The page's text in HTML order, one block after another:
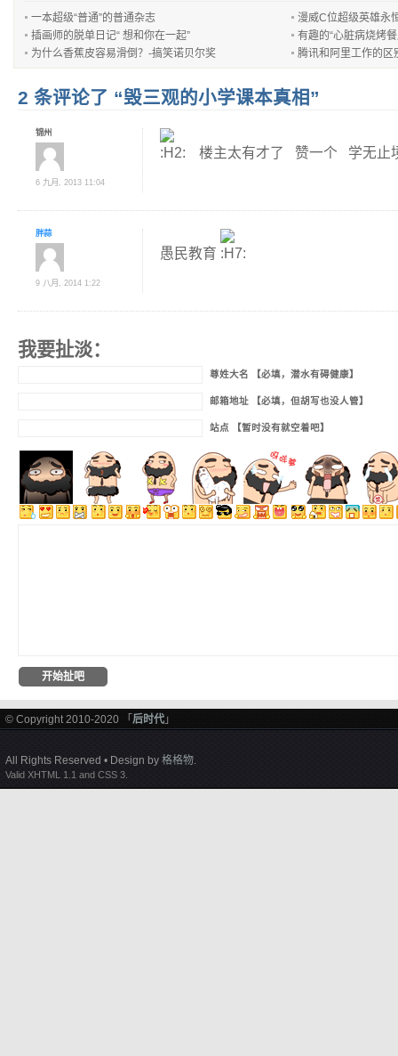
一本超级“普通”的普通杂志
漫威C位超级英雄永
插画师的脱单日记“ 想和你在一起”
有趣的“心脏病烧烤
为什么香蕉皮容易滑倒？-搞笑诺贝尔奖
腾讯和阿里工作的区
2 条评论了 “毁三观的小学课本真相”
锦州
6 九月, 2013 11:04
楼主太有才了 赞一个 学无止
胖蒜
9 八月, 2014 1:22
愚民教育
我要扯淡：
尊姓大名 【必填，潜水有碍健康】
邮箱地址 【必填，但胡写也没人管】
站点 【暂时没有就空着吧】
© Copyright 2010-2020 「 后时代 」
All Rights Reserved • Design by 格格物.
Valid XHTML 1.1 and CSS 3.